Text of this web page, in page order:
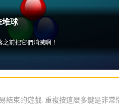
結束的遊戲, 重複按這麼多鍵是非常